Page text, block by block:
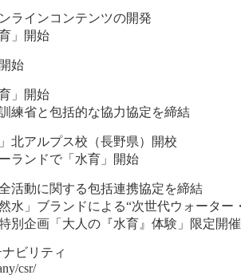
ラインコンテンツの開発
」開始
始
」開始
練省と包括的な協力協定を締結
北アルプス校（長野県）開校
ランドで「水育」開始
活動に関する包括連携協定を締結
水」ブランドによる“次世代ウォータ
特別企画「大人の『水育』体験」限定開催
ビリティ
csr/